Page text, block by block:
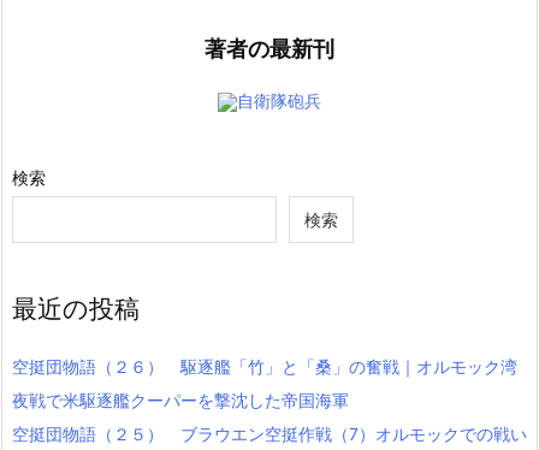
著者の最新刊
自衛隊砲兵
検索
検索
最近の投稿
空挺団物語（２６） 駆逐艦「竹」と「桑」の奮戦｜オルモック湾
夜戦で米駆逐艦クーパーを撃沈した帝国海軍
空挺団物語（２５） ブラウエン空挺作戦（7）オルモックでの戦い